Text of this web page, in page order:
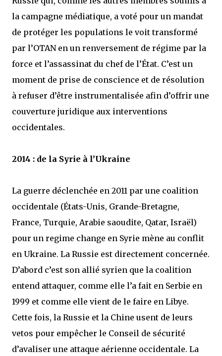
la campagne médiatique, a voté pour un mandat
de protéger les populations le voit transformé
par l’OTAN en un renversement de régime par la
force et l’assassinat du chef de l’État. C’est un
moment de prise de conscience et de résolution
à refuser d’être instrumentalisée afin d’offrir une
couverture juridique aux interventions
occidentales.
2014 : de la Syrie à l’Ukraine
La guerre déclenchée en 2011 par une coalition
occidentale (États-Unis, Grande-Bretagne,
France, Turquie, Arabie saoudite, Qatar, Israël)
pour un regime change en Syrie mène au conflit
en Ukraine. La Russie est directement concernée.
D’abord c’est son allié syrien que la coalition
entend attaquer, comme elle l’a fait en Serbie en
1999 et comme elle vient de le faire en Libye.
Cette fois, la Russie et la Chine usent de leurs
vetos pour empêcher le Conseil de sécurité
d’avaliser une attaque aérienne occidentale. La